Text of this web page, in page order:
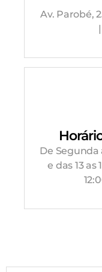
Av. Parobé,
De Segunda
e das 13 as